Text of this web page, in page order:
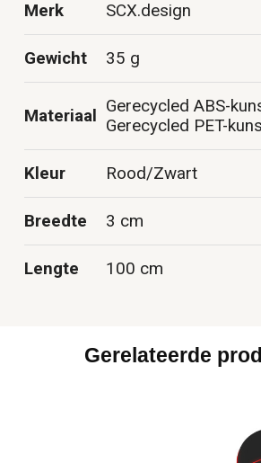
Merk SCX.design
Gewicht 35 g
Materiaal
Gerecycled ABS-
Gerecycled PET-
Kleur Rood/Zwart
Breedte 3 cm
Lengte 100 cm
Gerelateerde